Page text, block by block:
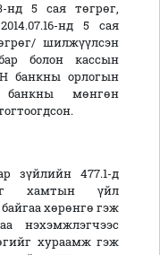
нд 5 сая төгрөг,
нд 5 сая
шилжүүлсэн
болон кассын
банкны орлогын
мөнгөн
зүйлийн 477.1-д
хамтын үйл
хөрөнгө гэж
нэхэмжлэгчээс
хураамж гэж